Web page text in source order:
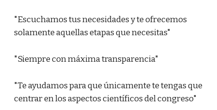
"Escuchamos tus necesidades y te ofrecemos
solamente aquellas etapas que necesitas"
"Siempre con máxima transparencia"
"Te ayudamos para que únicamente te tengas que
centrar en los aspectos científicos del congreso"